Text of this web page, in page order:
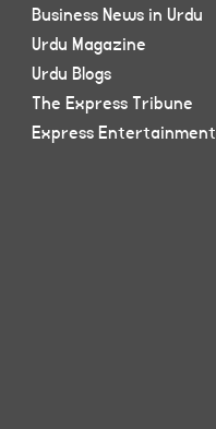
Business News in Urdu
Urdu Magazine
Urdu Blogs
The Express Tribune
Express Entertainment